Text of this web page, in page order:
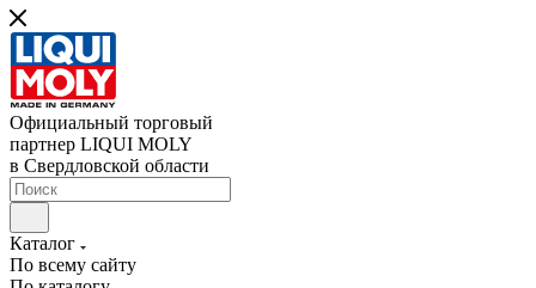
Официальный торговый
партнер LIQUI MOLY
в Свердловской области
Каталог
По всему сайту